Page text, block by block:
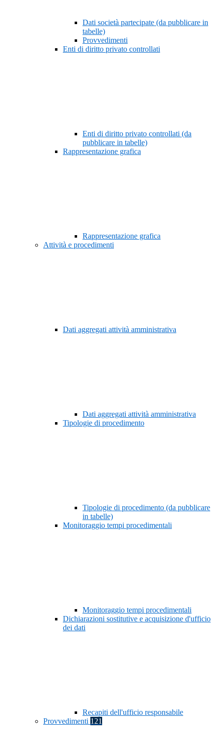
Dati società partecipate (da pubblicare in
tabelle)
Provvedimenti
Enti di diritto privato controllati
Enti di diritto privato controllati (da
pubblicare in tabelle)
Rappresentazione grafica
Rappresentazione grafica
Attività e procedimenti
Dati aggregati attività amministrativa
Dati aggregati attività amministrativa
Tipologie di procedimento
Tipologie di procedimento (da pubblicare
in tabelle)
Monitoraggio tempi procedimentali
Monitoraggio tempi procedimentali
Dichiarazioni sostitutive e acquisizione d'ufficio
dei dati
Recapiti dell'ufficio responsabile
Provvedimenti 121